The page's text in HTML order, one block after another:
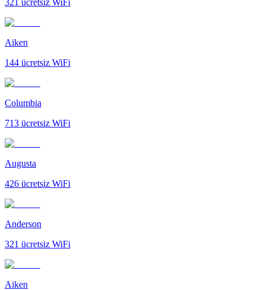
Aiken
144 ücretsiz WiFi
Columbia
713 ücretsiz WiFi
Augusta
426 ücretsiz WiFi
Anderson
321 ücretsiz WiFi
Aiken